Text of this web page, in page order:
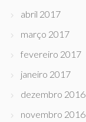
abril 2017
março 2017
fevereiro 2017
janeiro 2017
dezembro 2016
novembro 2016